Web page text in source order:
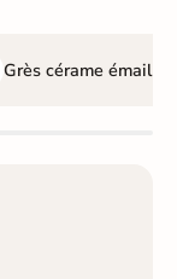
Grès cérame émaillé